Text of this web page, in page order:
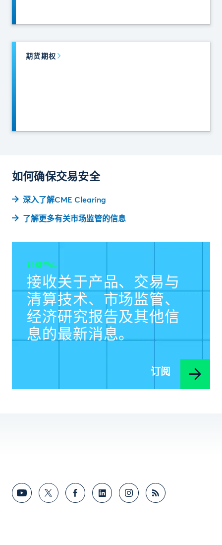
期货期权
如何确保交易安全
深入了解CME Clearing
了解更多有关市场监管的信息
订阅中心
接收关于产品、交易与
清算技术、市场监管、
经济研究报告及其他信
息的最新消息。
订阅